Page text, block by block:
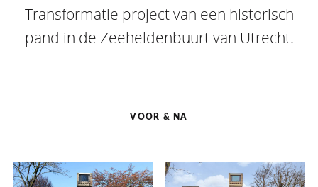
Transformatie project van een historisch
pand in de Zeeheldenbuurt van Utrecht.
VOOR & NA